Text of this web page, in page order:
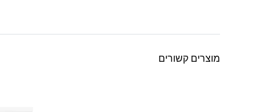
מוצרים קשורים